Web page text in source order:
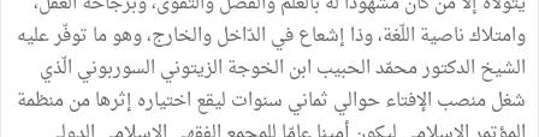
وامتلاك ناصية اللّغة، وذا إشعاع في الدّاخل والخارج، وهو ما توفّر عليه
الشيخ الدكتور محمّد الحبيب ابن الخوجة الزيتوني السوربوني الّذي
شغل منصب الإفتاء حوالي ثماني سنوات ليقع اختياره إثرها من منظمة